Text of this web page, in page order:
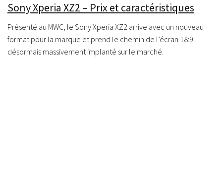
Sony Xperia XZ2 – Prix et caractéristiques
Présenté au MWC, le Sony Xperia XZ2 arrive avec un nouveau
format pour la marque et prend le chemin de l’écran 18:9
désormais massivement implanté sur le marché.